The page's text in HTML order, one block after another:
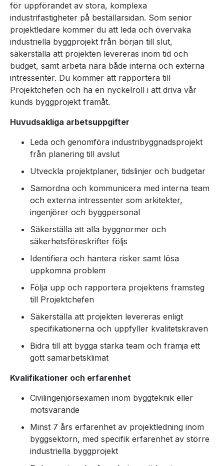
för uppförandet av stora, komplexa
industrifastigheter på beställarsidan. Som senior
projektledare kommer du att leda och övervaka
industriella byggprojekt från början till slut,
säkerställa att projekten levereras inom tid och
budget, samt arbeta nära både interna och externa
intressenter. Du kommer att rapportera till
Projektchefen och ha en nyckelroll i att driva vår
kunds byggprojekt framåt.
Huvudsakliga arbetsuppgifter
Leda och genomföra industribyggnadsprojekt
från planering till avslut
Utveckla projektplaner, tidslinjer och budgetar
Samordna och kommunicera med interna team
och externa intressenter som arkitekter,
ingenjörer och byggpersonal
Säkerställa att alla byggnormer och
säkerhetsföreskrifter följs
Identifiera och hantera risker samt lösa
uppkomna problem
Följa upp och rapportera projektens framsteg
till Projektchefen
Säkerställa att projekten levereras enligt
specifikationerna och uppfyller kvalitetskraven
Bidra till att bygga starka team och främja ett
gott samarbetsklimat
Kvalifikationer och erfarenhet
Civilingenjörsexamen inom byggteknik eller
motsvarande
Minst 7 års erfarenhet av projektledning inom
byggsektorn, med specifik erfarenhet av större
industriella byggprojekt